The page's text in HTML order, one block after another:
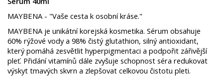
MAYBENA - "Vaše cesta k osobní kráse."
MAYBENA je unikátní korejská kosmetika. Sérum obsahuje
60% rýžové vody a 98% čistý glutathion, silný antioxidant,
který pomáhá zesvětlit hyperpigmentaci a podpořit zářivější
pleť. Přidání vitamínů dále zvyšuje schopnost séra redukovat
výskyt tmavých skvrn a zlepšovat celkovou čistotu pleti.